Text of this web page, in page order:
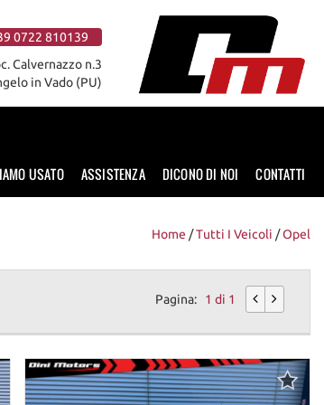
0722 810139
Calvernazzo n.3
in Vado (PU)
USATO ASSISTENZA DICONO DI NOI CONTATTI
Home /Tutti I Veicoli /Opel
Pagina: 1 di 1